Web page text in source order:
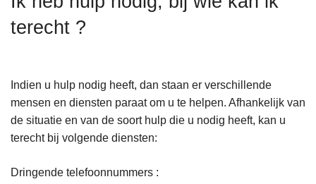
terecht ?
Indien u hulp nodig heeft, dan staan er verschillende
mensen en diensten paraat om u te helpen. Afhankelijk van
de situatie en van de soort hulp die u nodig heeft, kan u
terecht bij volgende diensten:
Dringende telefoonnummers :